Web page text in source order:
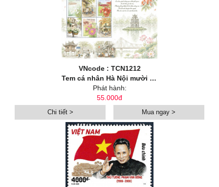
VNcode : TCN1212
Tem cá nhân Hà Nội mười hai mùa hoa: Hoa mùa hạ
Phát hành:
55.000đ
Chi tiết > Mua ngay >